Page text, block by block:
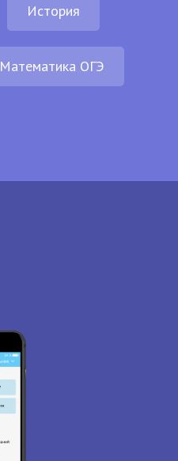
История
Математика ОГЭ